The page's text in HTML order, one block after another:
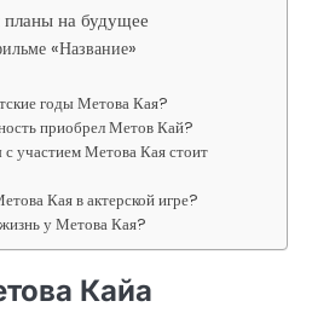
на будущее
«Название»
годы Метова Кая?
приобрел Метов Кай?
участием Метова Кая стоит
Кая в актерской игре?
у Метова Кая?
Кайа